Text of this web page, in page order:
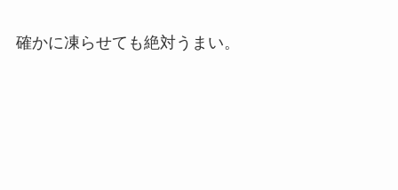
確かに凍らせても絶対うまい。